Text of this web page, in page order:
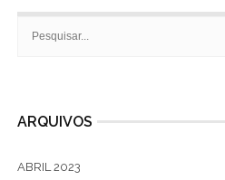
ARQUIVOS
ABRIL 2023